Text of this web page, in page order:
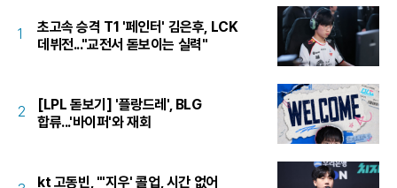
1
초고속 승격 T1 '페인터' 김은후, LCK
데뷔전..."교전서 돋보이는 실력"
2
[LPL 돋보기] '플랑드레', BLG
합류...'바이퍼'와 재회
kt 고동빈, "'지우' 콜업, 시간 없어